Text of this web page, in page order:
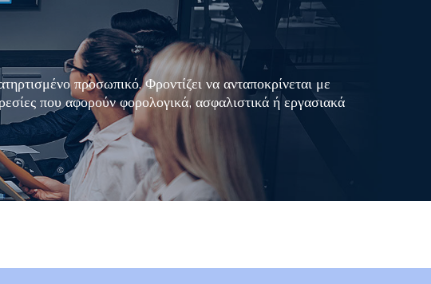
προσωπικό. Φροντίζει να ανταποκρίνεται με
που αφορούν φορολογικά, ασφαλιστικά ή εργασιακά